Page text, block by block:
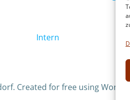
Intern
Created for free using